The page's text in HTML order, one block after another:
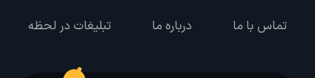
تماس با ما درباره ما تبلیغات در لحظه